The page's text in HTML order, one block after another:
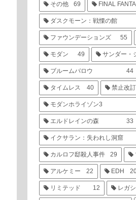
その他 69 FINAL
ダスクモーン：戦慄の館
ファウンデーションズ 55
モダン 49 サンダー・
ブルームバロウ 44
タイムレス 40 禁止改訂
モダンホライゾン3
エルドレインの森 33
イクサラン：失われし洞窟
カルロフ邸殺人事件 29
アルケミー 22 EDH
リミテッド 12 レガ